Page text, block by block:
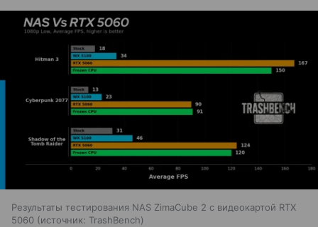
Результаты тестирования NAS ZimaCube 2 с видеокартой RTX
5060
источник: TrashBench